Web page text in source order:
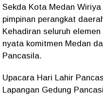
Sekda Kota Medan
pimpinan perangkat
Kehadiran seluruh
nyata komitmen Medan
Pancasila.
Upacara Hari Lahir
Lapangan Gedung